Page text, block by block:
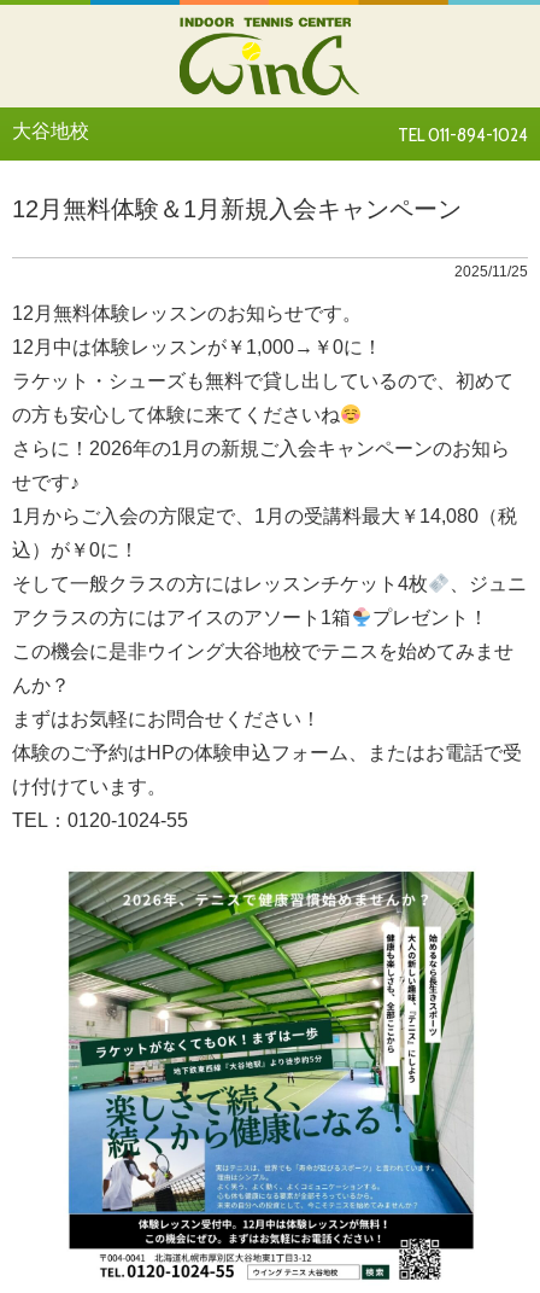
大谷地校 TEL 011-894-1024
12月無料体験＆1月新規入会キャンペーン
2025/11/25
12月無料体験レッスンのお知らせです。
12月中は体験レッスンが￥1,000→￥0に！
ラケット・シューズも無料で貸し出しているので、初めて
の方も安心して体験に来てくださいね
さらに！2026年の1月の新規ご入会キャンペーンのお知ら
せです♪
1月からご入会の方限定で、1月の受講料最大￥14,080（税
込）が￥0に！
そして一般クラスの方にはレッスンチケット4枚
、ジュニ
アクラスの方にはアイスのアソート1箱
プレゼント！
この機会に是非ウイング大谷地校でテニスを始めてみませ
んか？
まずはお気軽にお問合せください！
体験のご予約はHPの体験申込フォーム、またはお電話で受
け付けています。
TEL：0120-1024-55